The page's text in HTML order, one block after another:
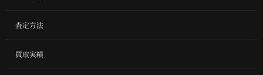
査定方法
買取実績